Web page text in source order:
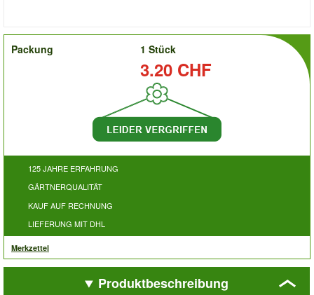
order
Packung
1 Stück
3.20 CHF
125 JAHRE ERFAHRUNG
GÄRTNERQUALITÄT
KAUF AUF RECHNUNG
LIEFERUNG MIT DHL
Merkzettel
Produktbeschreibung